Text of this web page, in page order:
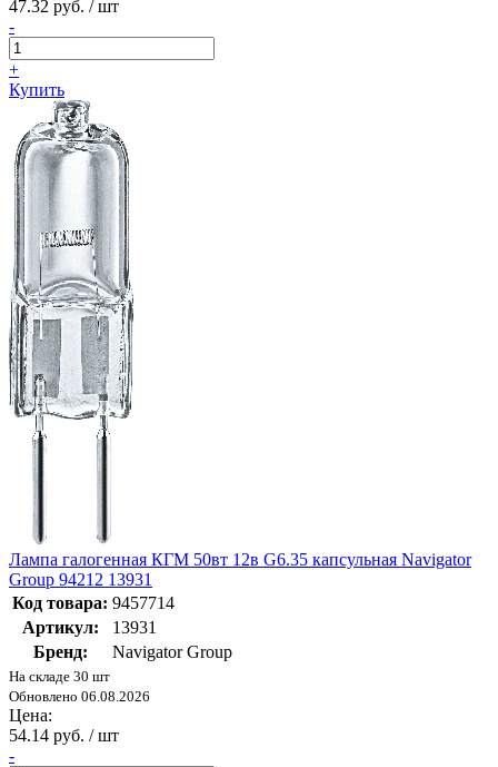
47.32 руб. / шт
-
+
Купить
Лампа галогенная КГМ 50вт 12в G6.35 капсульная Navigator
Group 94212 13931
Код товара: 9457714
Артикул:
13931
Бренд:
Navigator Group
На складе 30 шт
Обновлено 06.08.2026
Цена:
54.14 руб. / шт
-